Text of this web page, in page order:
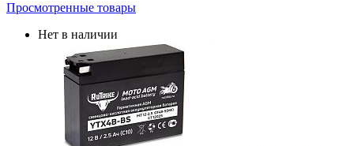
Просмотренные товары
Нет в наличии